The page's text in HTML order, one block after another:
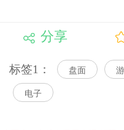
分享
标签1： 盘面
电子